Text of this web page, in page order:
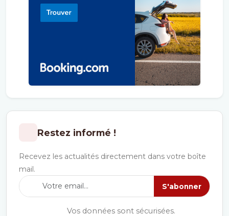
Restez informé !
Recevez les actualités directement dans votre boîte
mail.
S'abonner
Vos données sont sécurisées.